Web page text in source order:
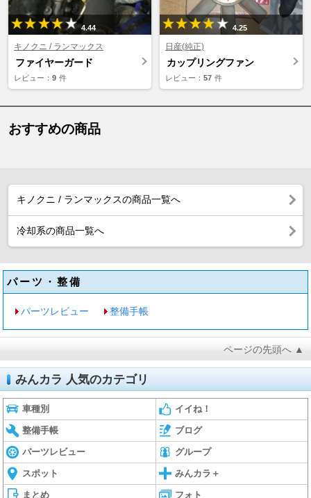
4.44
キノクニ / ランマックス
ファイヤーガード
レビュー： 9 件
4.25
日産(純正)
カップリングファン
レビュー： 57 件
おすすめの商品
キノクニ / ランマックスの商品一覧へ
冷却系の商品一覧へ
パーツ・整備
パーツレビュー 整備手帳
ページの先頭へ ▲
みんカラ 人気のカテゴリ
車種別 イイね！
整備手帳 ブログ
パーツレビュー グループ
スポット みんカラ＋
まとめ フォト